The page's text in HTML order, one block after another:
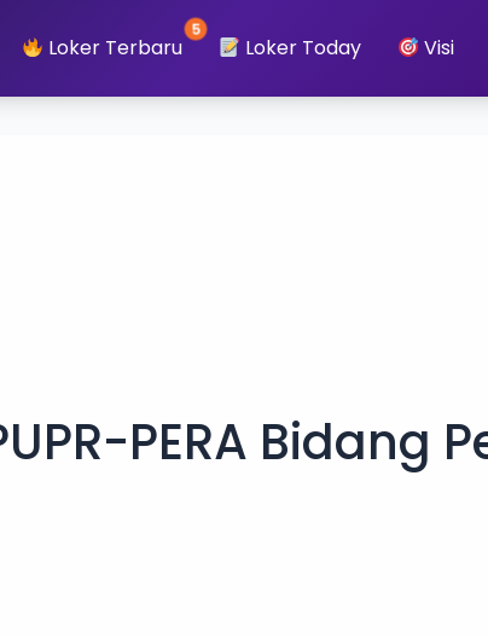
Loker Terbaru
5
Loker Today Visi
PERA Bidang